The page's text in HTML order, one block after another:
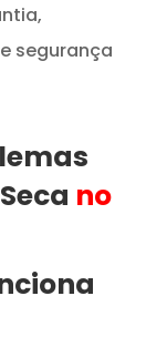
segurança
no